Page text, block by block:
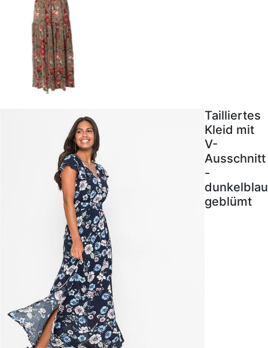
Tailliertes
Kleid mit
V-
Ausschnitt
-
dunkelblau
geblümt